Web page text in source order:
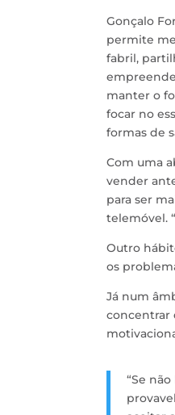
Gonçalo
permite
fabril,
manter o
focar no
formas de
Com uma
vender
para ser
telemóvel.
Outro
os
Já num
concentrar
“Se